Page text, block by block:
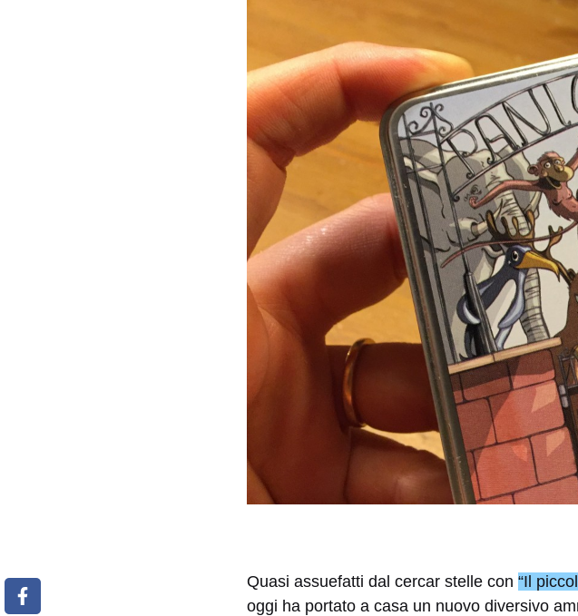
Quasi assuefatti dal cercar stelle con “Il
oggi ha portato a casa un nuovo diversivo